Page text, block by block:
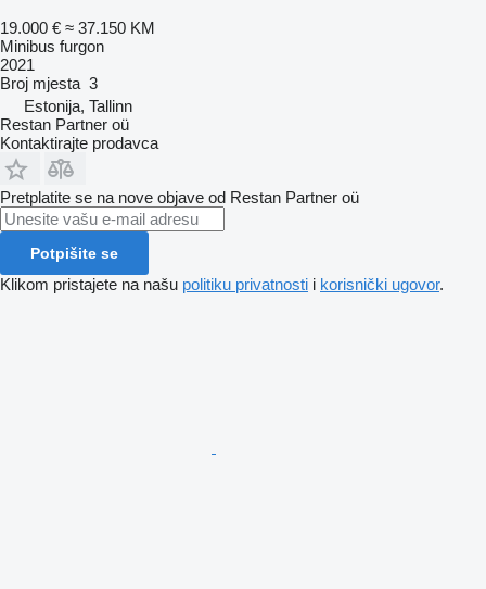
19.000 € ≈ 37.150 KM
Minibus furgon
2021
Broj mjesta 3
Estonija, Tallinn
Restan Partner oü
Kontaktirajte prodavca
Pretplatite se na nove objave od Restan Partner oü
Potpišite se
Klikom pristajete na našu politiku privatnosti i korisnički ugovor.